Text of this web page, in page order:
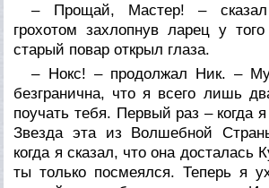
– Прощай, Мастер! –
грохотом захлопнув ларец у
старый повар открыл глаза.
– Нокс! – продолжал Ник. –
безгранична, что я всего лишь
поучать тебя. Первый раз – когда
Звезда эта из Волшебной
когда я сказал, что она досталась
ты только посмеялся. Теперь я